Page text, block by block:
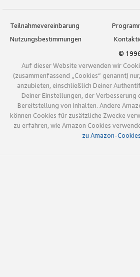
Teilnahmevereinbarung
Nutzungsbestimmungen
©
Auf dieser Website verwenden wir
(zusammenfassend „Cookies“ genannt)
anzubieten, einschließlich Deiner
Deiner Einstellungen, der Verbesserung
Bereitstellung von Inhalten. Andere
können Cookies für zusätzliche Zwecke
zu erfahren, wie Amazon Cookies
zu Amazon-Cookies